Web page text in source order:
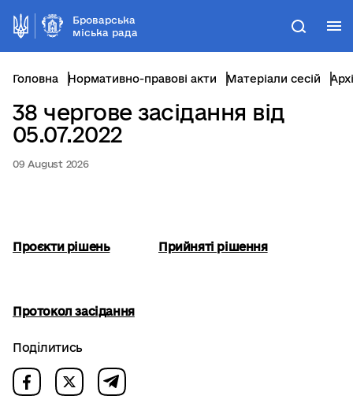
Броварська
міська рада
Пошук
Головна Нормативно-правові акти Матеріали сесій
38 чергове засідання від
05.07.2022
09 August 2026
Проєкти рішень Прийняті рішення
Протокол засідання
Поділитись